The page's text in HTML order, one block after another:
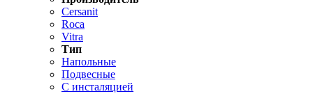
Cersanit
Roca
Vitra
Тип
Напольные
Подвесные
С инсталяцией